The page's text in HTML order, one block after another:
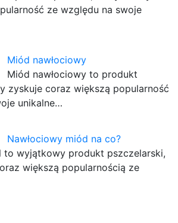
ze względu na swoje
Miód nawłociowy
Miód nawłociowy to produkt
zyskuje coraz większą popularność
unikalne…
Nawłociowy miód na co?
to wyjątkowy produkt pszczelarski,
większą popularnością ze